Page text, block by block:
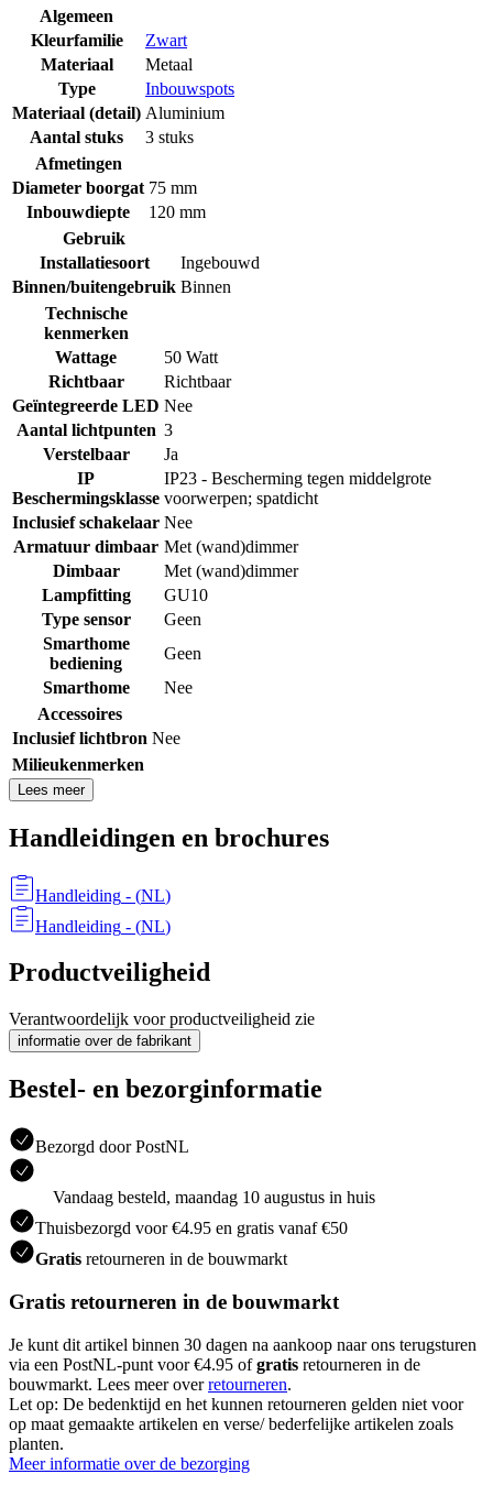
Algemeen
Kleurfamilie
Zwart
Materiaal
Metaal
Type
Inbouwspots
Materiaal (detail) Aluminium
Aantal stuks
3 stuks
Afmetingen
Diameter boorgat 75 mm
Inbouwdiepte
120 mm
Gebruik
Installatiesoort
Ingebouwd
Binnen/buitengebruik Binnen
Technische
kenmerken
Wattage
50 Watt
Richtbaar
Richtbaar
Geïntegreerde LED Nee
Aantal lichtpunten 3
Verstelbaar
Ja
IP
Beschermingsklasse
IP23 - Bescherming tegen middelgrote
voorwerpen; spatdicht
Inclusief schakelaar Nee
Armatuur dimbaar Met (wand)dimmer
Dimbaar
Met (wand)dimmer
Lampfitting
GU10
Type sensor
Geen
Smarthome
bediening
Geen
Smarthome
Nee
Accessoires
Inclusief lichtbron Nee
Milieukenmerken
Lees meer
Handleidingen en brochures
Handleiding - (NL)
Handleiding - (NL)
Productveiligheid
Verantwoordelijk voor productveiligheid zie
informatie over de fabrikant
Bestel- en bezorginformatie
Bezorgd door PostNL
Vandaag besteld, maandag 10 augustus in huis
Thuisbezorgd voor €4.95 en gratis vanaf €50
Gratis retourneren in de bouwmarkt
Gratis retourneren in de bouwmarkt
Je kunt dit artikel binnen 30 dagen na aankoop naar ons terugsturen
via een PostNL-punt voor €4.95 ofgratis retourneren in de
bouwmarkt. Lees meer overretourneren.
Let op: De bedenktijd en het kunnen retourneren gelden niet voor
op maat gemaakte artikelen en verse/ bederfelijke artikelen zoals
planten.
Meer informatie over de bezorging